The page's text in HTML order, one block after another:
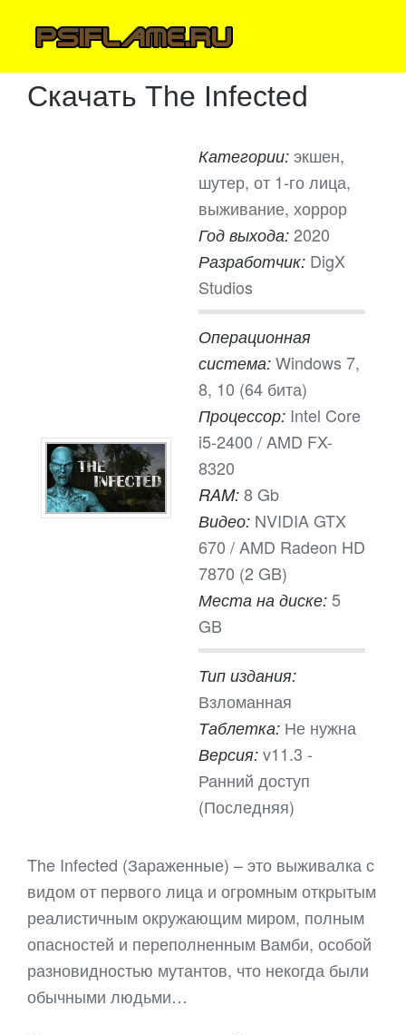
Скачать The Infected
Категории: экшен,
шутер, от 1-го лица,
выживание, хоррор
Год выхода: 2020
Разработчик: DigX
Studios
Операционная
система: Windows 7,
8, 10 (64 бита)
Процессор: Intel Core
i5-2400 / AMD FX-
8320
RAM: 8 Gb
Видео: NVIDIA GTX
670 / AMD Radeon HD
7870 (2 GB)
Места на диске: 5
GB
Тип издания:
Взломанная
Таблетка: Не нужна
Версия: v11.3 -
Ранний доступ
(Последняя)
The Infected (Зараженные) – это выживалка с
видом от первого лица и огромным открытым
реалистичным окружающим миром, полным
опасностей и переполненным Вамби, особой
разновидностью мутантов, что некогда были
обычными людьми…